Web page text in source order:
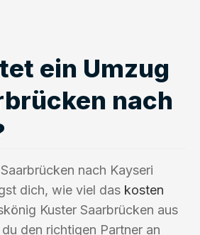
ein Umzug
nach
nach Kayseri
dich, wie viel das kosten
Kuster Saarbrücken aus
den richtigen Partner an